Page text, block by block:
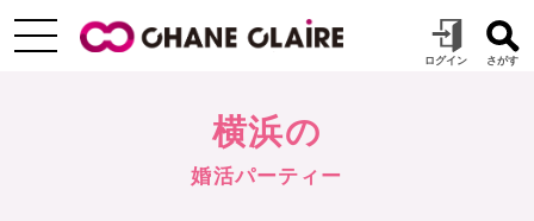
横浜の
婚活パーティー